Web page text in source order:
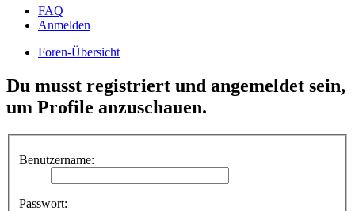
FAQ
Anmelden
Foren-Übersicht
Du musst registriert und angemeldet sein,
um Profile anzuschauen.
Benutzername:
Passwort: